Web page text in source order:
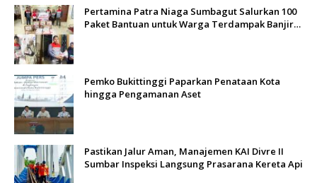
Pertamina Patra Niaga Sumbagut Salurkan 100
Paket Bantuan untuk Warga Terdampak Banjir
Pemko Bukittinggi Paparkan Penataan Kota
hingga Pengamanan Aset
Pastikan Jalur Aman, Manajemen KAI Divre II
Sumbar Inspeksi Langsung Prasarana Kereta Api